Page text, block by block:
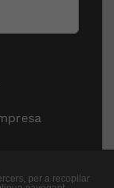
per a recopilar